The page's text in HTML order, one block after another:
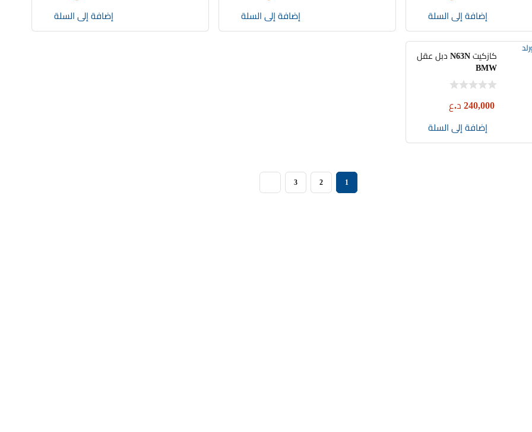
إضافة إلى السلة إضافة إلى السلة إضافة إلى السلة
كازكيت N63N دبل عقل
BMW
240,000 د.ع
إضافة إلى السلة
1
2
3